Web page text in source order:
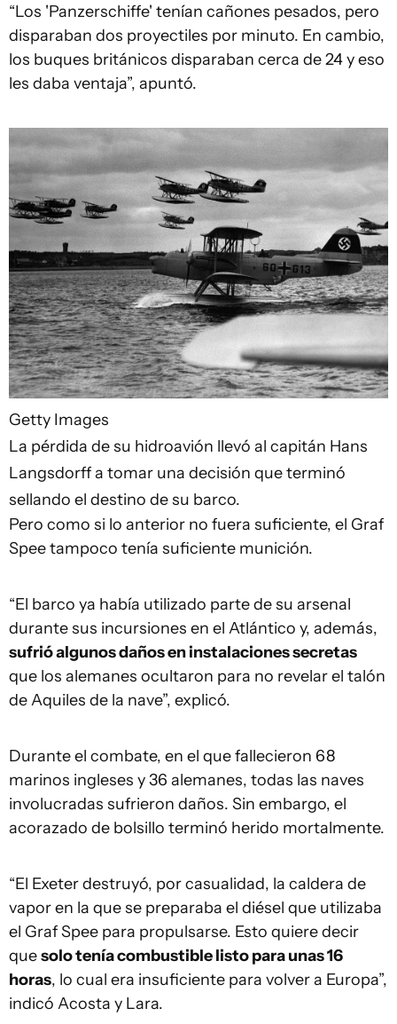
“Los 'Panzerschiffe' tenían cañones pesados, pero
disparaban dos proyectiles por minuto. En cambio,
los buques británicos disparaban cerca de 24 y eso
les daba ventaja”, apuntó.
Getty Images
La pérdida de su hidroavión llevó al capitán Hans
Langsdorff a tomar una decisión que terminó
sellando el destino de su barco.
Pero como si lo anterior no fuera suficiente, el Graf
Spee tampoco tenía suficiente munición.
“El barco ya había utilizado parte de su arsenal
durante sus incursiones en el Atlántico y, además,
sufrió algunos daños en instalaciones secretas
que los alemanes ocultaron para no revelar el talón
de Aquiles de la nave”, explicó.
Durante el combate, en el que fallecieron 68
marinos ingleses y 36 alemanes, todas las naves
involucradas sufrieron daños. Sin embargo, el
acorazado de bolsillo terminó herido mortalmente.
“El Exeter destruyó, por casualidad, la caldera de
vapor en la que se preparaba el diésel que utilizaba
el Graf Spee para propulsarse. Esto quiere decir
quesolo tenía combustible listo para unas 16
horas, lo cual era insuficiente para volver a Europa”,
indicó Acosta y Lara.